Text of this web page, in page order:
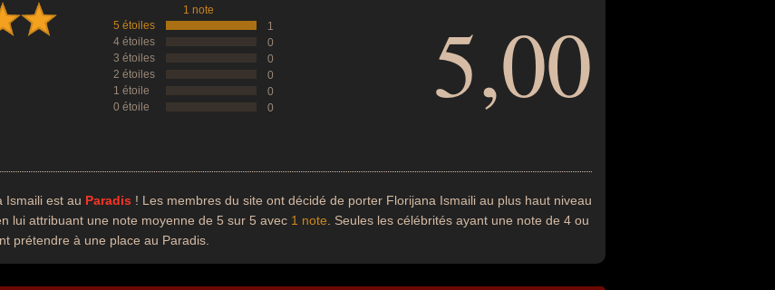
1 note
5 étoiles
1
4 étoiles
0
3 étoiles
0
2 étoiles
0
1 étoile
0
0 étoile
0 5,00
Ismaili est au Paradis ! Les membres du site ont décidé de porter Florijana Ismaili au plus haut niveau
lui attribuant une note moyenne de 5 sur 5 avec 1 note . Seules les célébrités ayant une note de 4 ou
prétendre à une place au Paradis.